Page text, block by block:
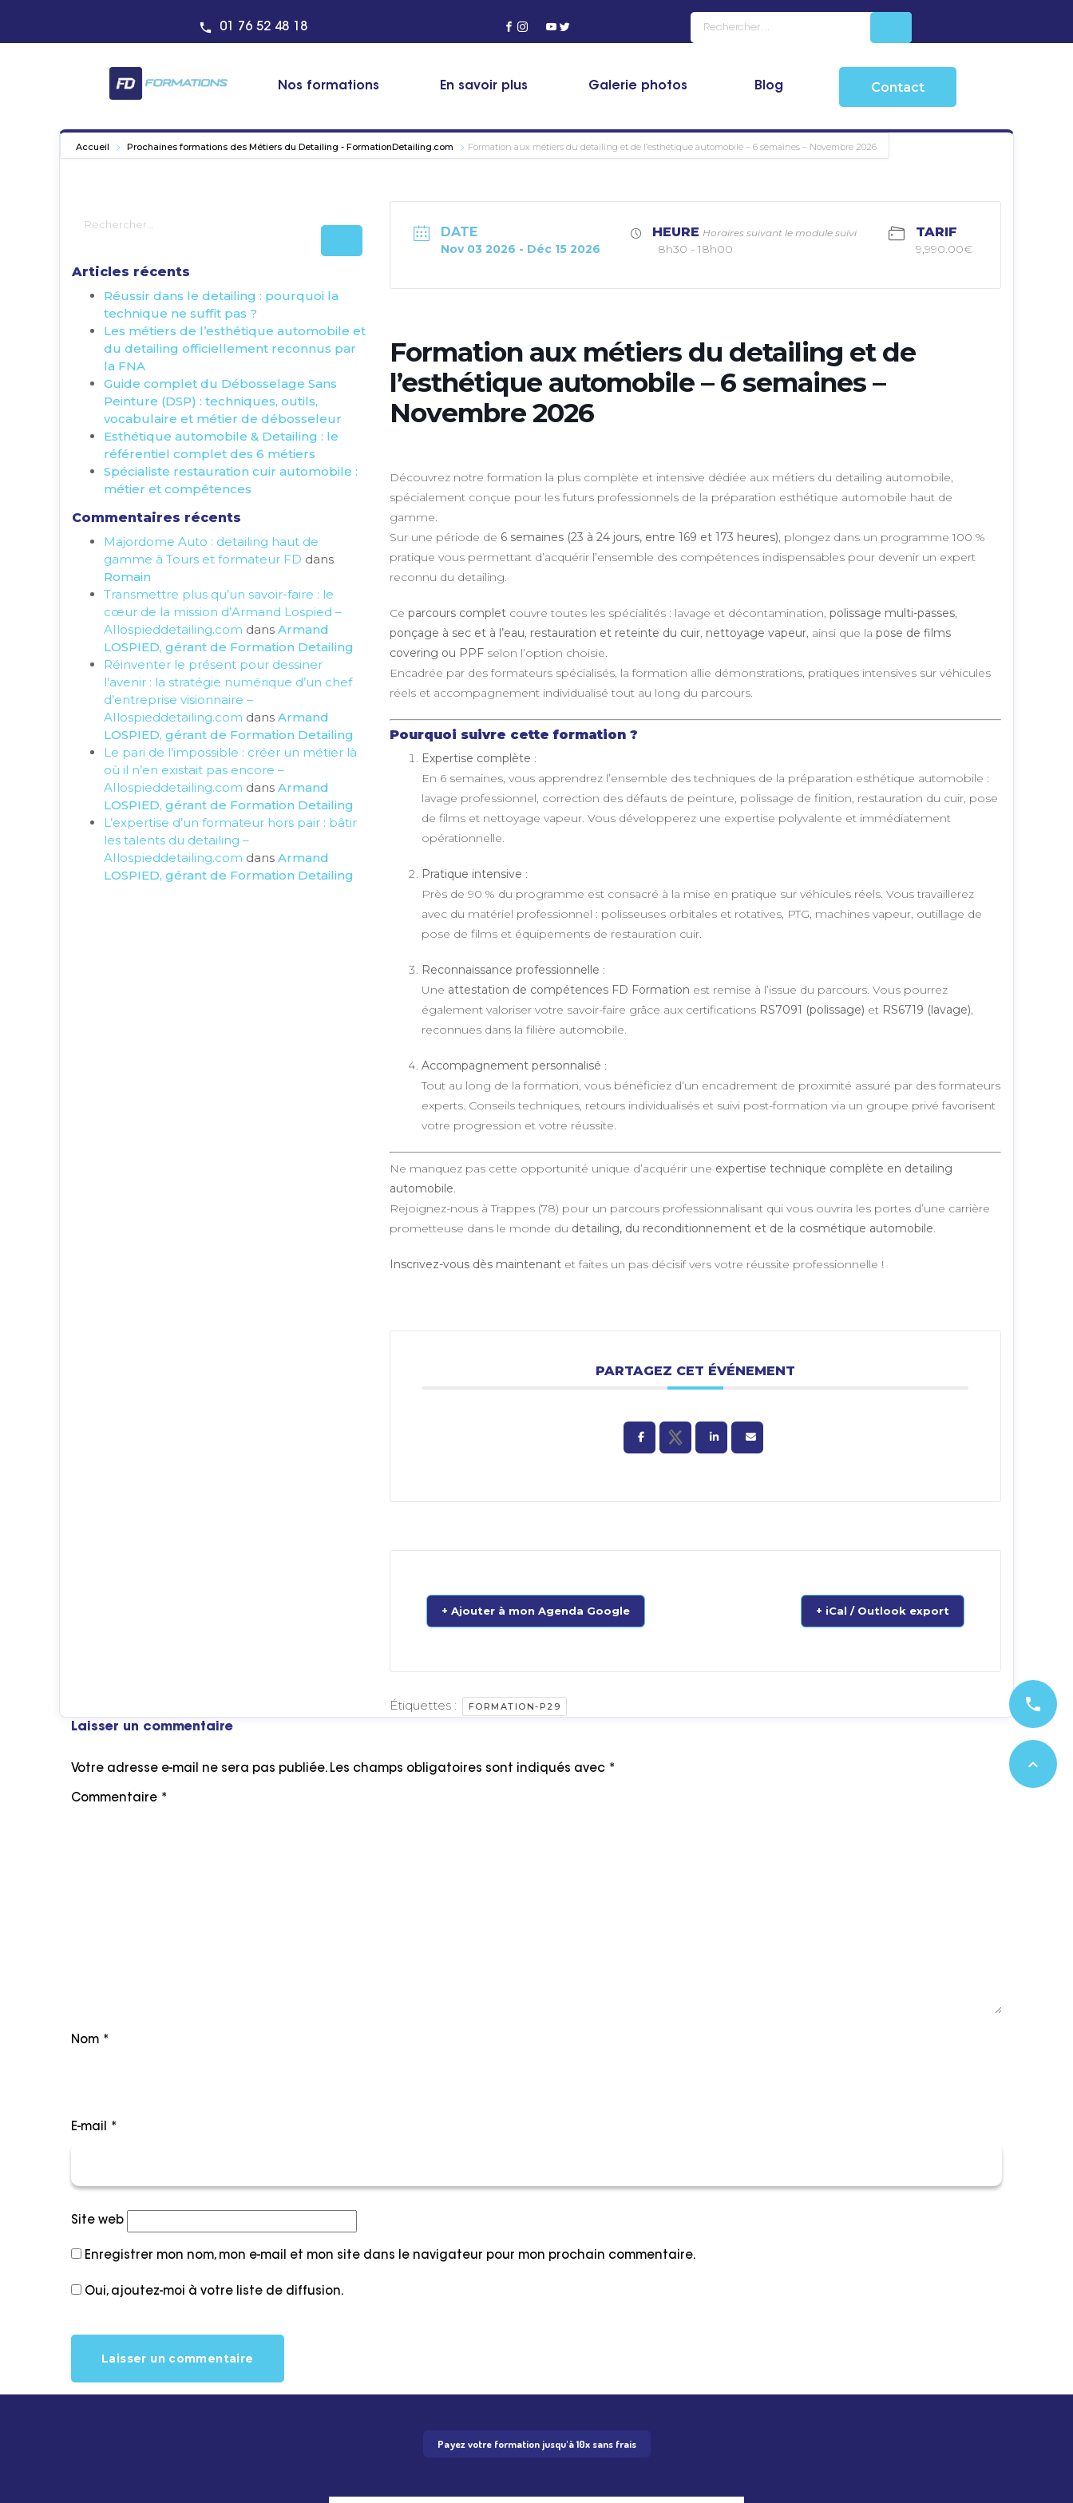
01 76 52 48 18
Nos formations En savoir plus Galerie photos Blog Contact
Accueil Prochaines formations des Métiers du Detailing - FormationDetailing.com Formation aux métiers du detailing et de l’esthétique automobile – 6 semaines – Novembre 2026
Articles récents
Réussir dans le detailing : pourquoi la
technique ne suffit pas ?
Les métiers de l’esthétique automobile et
du detailing officiellement reconnus par
la FNA
Guide complet du Débosselage Sans
Peinture (DSP) : techniques, outils,
vocabulaire et métier de débosseleur
Esthétique automobile & Detailing : le
référentiel complet des 6 métiers
Spécialiste restauration cuir automobile :
métier et compétences
Commentaires récents
Majordome Auto : detailing haut de
gamme à Tours et formateur FD dans
Romain
Transmettre plus qu’un savoir-faire : le
cœur de la mission d’Armand Lospied –
AIlospieddetailing.com dans Armand
LOSPIED, gérant de Formation Detailing
Réinventer le présent pour dessiner
l’avenir : la stratégie numérique d’un chef
d’entreprise visionnaire –
AIlospieddetailing.com dans Armand
LOSPIED, gérant de Formation Detailing
Le pari de l’impossible : créer un métier là
où il n’en existait pas encore –
AIlospieddetailing.com dans Armand
LOSPIED, gérant de Formation Detailing
L’expertise d’un formateur hors pair : bâtir
les talents du detailing –
AIlospieddetailing.com dans Armand
LOSPIED, gérant de Formation Detailing
DATE
Nov 03 2026 - Déc 15 2026
HEURE Horaires suivant le module suivi
8h30 - 18h00
TARIF
9,990.00€
Formation aux métiers du detailing et de
l’esthétique automobile – 6 semaines –
Novembre 2026
Découvrez notre formation la plus complète et intensive dédiée aux métiers du detailing automobile,
spécialement conçue pour les futurs professionnels de la préparation esthétique automobile haut de
gamme.
Sur une période de 6 semaines (23 à 24 jours, entre 169 et 173 heures), plongez dans un programme 100 %
pratique vous permettant d’acquérir l’ensemble des compétences indispensables pour devenir un expert
reconnu du detailing.
Ce parcours completcouvre toutes les spécialités : lavage et décontamination, polissage multi-passes,
ponçage à sec et à l’eau, restauration et reteinte du cuir, nettoyage vapeur, ainsi que la pose de films
covering ou PPFselon l’option choisie.
Encadrée par des formateurs spécialisés, la formation allie démonstrations, pratiques intensives sur véhicules
réels et accompagnement individualisé tout au long du parcours.
Pourquoi suivre cette formation ?
Expertise complète :
En 6 semaines, vous apprendrez l’ensemble des techniques de la préparation esthétique automobile :
lavage professionnel, correction des défauts de peinture, polissage de finition, restauration du cuir, pose
de films et nettoyage vapeur. Vous développerez une expertise polyvalente et immédiatement
opérationnelle.
Pratique intensive :
Près de 90 % du programme est consacré à la mise en pratique sur véhicules réels. Vous travaillerez
avec du matériel professionnel : polisseuses orbitales et rotatives, PTG, machines vapeur, outillage de
pose de films et équipements de restauration cuir.
Reconnaissance professionnelle :
Une attestation de compétences FD Formation est remise à l’issue du parcours. Vous pourrez
également valoriser votre savoir-faire grâce aux certifications RS7091 (polissage) et RS6719 (lavage)
reconnues dans la filière automobile.
Accompagnement personnalisé :
Tout au long de la formation, vous bénéficiez d’un encadrement de proximité assuré par des formateurs
experts. Conseils techniques, retours individualisés et suivi post-formation via un groupe privé favorisent
votre progression et votre réussite.
Ne manquez pas cette opportunité unique d’acquérir une expertise technique complète en detailing
automobile.
Rejoignez-nous à Trappes (78) pour un parcours professionnalisant qui vous ouvrira les portes d’une carrière
prometteuse dans le monde du detailing, du reconditionnement et de la cosmétique automobile.
Inscrivez-vous dès maintenantet faites un pas décisif vers votre réussite professionnelle !
PARTAGEZ CET ÉVÉNEMENT
+ Ajouter à mon Agenda Google + iCal / Outlook export
Étiquettes : FORMATION-P29
Laisser un commentaire
Votre adresse e-mail ne sera pas publiée. Les champs obligatoires sont indiqués avec *
Commentaire *
Nom *
E-mail *
Site web
Enregistrer mon nom, mon e-mail et mon site dans le navigateur pour mon prochain commentaire.
Oui, ajoutez-moi à votre liste de diffusion.
Payez votre formation jusqu'à 10x sans frais
phone
expand_less